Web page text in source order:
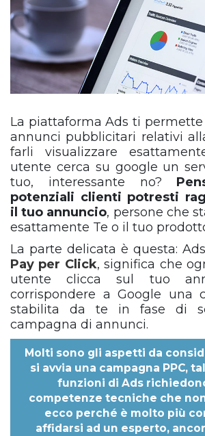
La piattaforma Ads ti
annunci pubblicitari relativi
farli visualizzare
utente cerca su google un
tuo, interessante no?
potenziali clienti potresti
il tuo annuncio, persone che
esattamente Te o il tuo
La parte delicata è questa: Ads
Pay per Click, significa che
utente clicca sul tuo
corrispondere a Google una
stabilita da te in fase di
campagna di annunci.
Molti sono gli aspetti da
si avvia una campagna PPC,
funzioni di Ads
competenze tecniche che
ecco perché è molto più
affidarsi ad un esperto,